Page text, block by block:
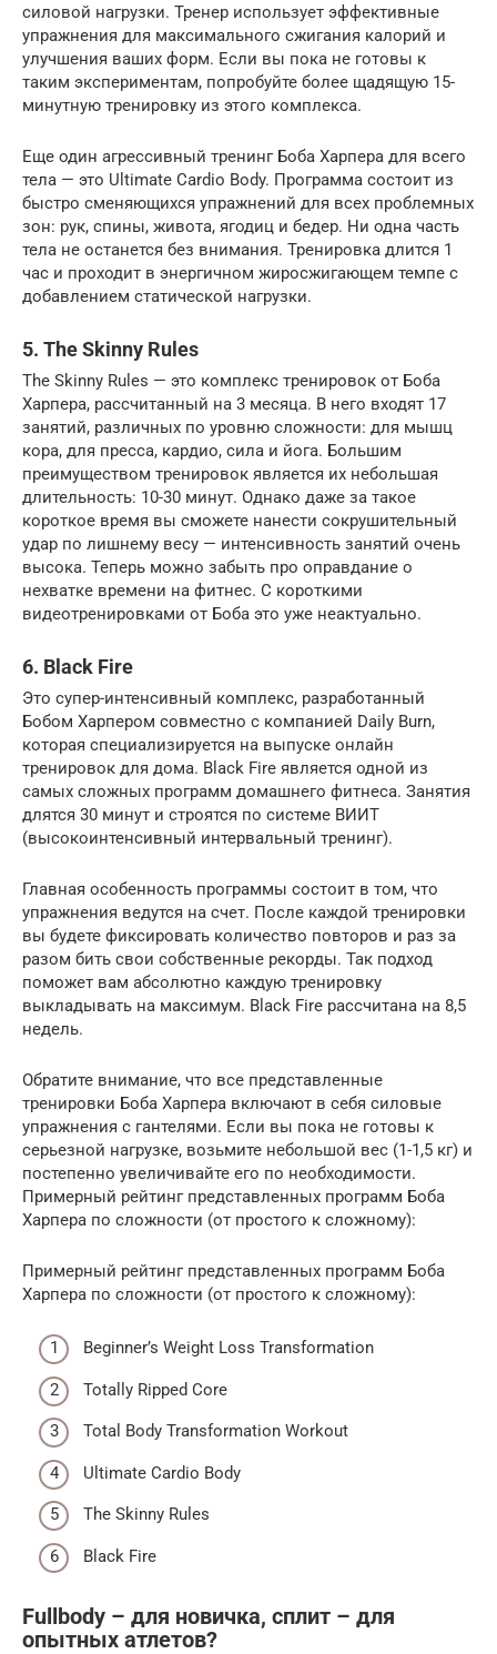
силовой нагрузки. Тренер использует эффективные
упражнения для максимального сжигания калорий и
улучшения ваших форм. Если вы пока не готовы к
таким экспериментам, попробуйте более щадящую 15-
минутную тренировку из этого комплекса.
Еще один агрессивный тренинг Боба Харпера для всего
тела — это Ultimate Cardio Body. Программа состоит из
быстро сменяющихся упражнений для всех проблемных
зон: рук, спины, живота, ягодиц и бедер. Ни одна часть
тела не останется без внимания. Тренировка длится 1
час и проходит в энергичном жиросжигающем темпе с
добавлением статической нагрузки.
5. The Skinny Rules
The Skinny Rules — это комплекс тренировок от Боба
Харпера, рассчитанный на 3 месяца. В него входят 17
занятий, различных по уровню сложности: для мышц
кора, для пресса, кардио, сила и йога. Большим
преимуществом тренировок является их небольшая
длительность: 10-30 минут. Однако даже за такое
короткое время вы сможете нанести сокрушительный
удар по лишнему весу — интенсивность занятий очень
высока. Теперь можно забыть про оправдание о
нехватке времени на фитнес. С короткими
видеотренировками от Боба это уже неактуально.
6. Black Fire
Это супер-интенсивный комплекс, разработанный
Бобом Харпером совместно с компанией Daily Burn,
которая специализируется на выпуске онлайн
тренировок для дома. Black Fire является одной из
самых сложных программ домашнего фитнеса. Занятия
длятся 30 минут и строятся по системе ВИИТ
(высокоинтенсивный интервальный тренинг).
Главная особенность программы состоит в том, что
упражнения ведутся на счет. После каждой тренировки
вы будете фиксировать количество повторов и раз за
разом бить свои собственные рекорды. Так подход
поможет вам абсолютно каждую тренировку
выкладывать на максимум. Black Fire рассчитана на 8,5
недель.
Обратите внимание, что все представленные
тренировки Боба Харпера включают в себя силовые
упражнения с гантелями. Если вы пока не готовы к
серьезной нагрузке, возьмите небольшой вес (1-1,5 кг) и
постепенно увеличивайте его по необходимости.
Примерный рейтинг представленных программ Боба
Харпера по сложности (от простого к сложному):
Примерный рейтинг представленных программ Боба
Харпера по сложности (от простого к сложному):
Beginner’s Weight Loss Transformation
Totally Ripped Core
Total Body Transformation Workout
Ultimate Cardio Body
The Skinny Rules
Black Fire
Fullbody – для новичка, сплит – для
опытных атлетов?